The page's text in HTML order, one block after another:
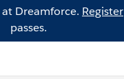
Dreamforce. Register
passes.